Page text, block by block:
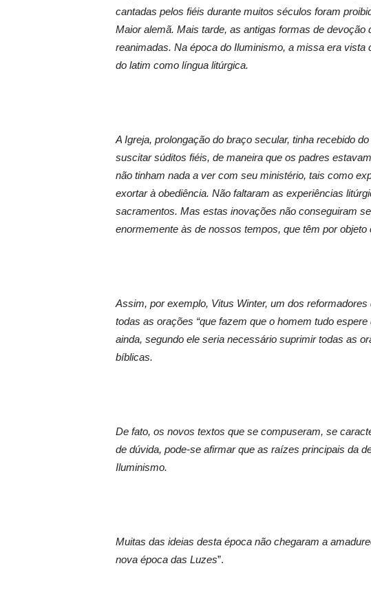
cantadas pelos fiéis durante muitos séculos foram
Maior alemã. Mais tarde, as antigas formas de
reanimadas. Na época do Iluminismo, a missa era
do latim como língua litúrgica.
A Igreja, prolongação do braço secular, tinha recebido
suscitar súditos fiéis, de maneira que os padres
não tinham nada a ver com seu ministério, tais como
exortar à obediência. Não faltaram as experiências
sacramentos. Mas estas inovações não conseguiram
enormemente às de nossos tempos, que têm por
Assim, por exemplo, Vitus Winter, um dos
todas as orações “que fazem que o homem tudo
ainda, segundo ele seria necessário suprimir todas as
bíblicas.
De fato, os novos textos que se compuseram, se
de dúvida, pode-se afirmar que as raízes principais da
Iluminismo.
Muitas das ideias desta época não chegaram a
nova época das Luzes”.